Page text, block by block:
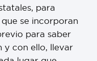
para
se incorporan
para saber
y con ello, llevar